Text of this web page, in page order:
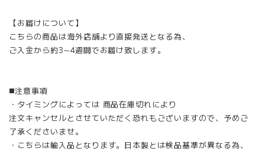
【お届けについて】
こちらの商品は海外店舗より直接発送となる為、
ご入金から約3~4週間でお届け致します。
◼️注意事項
・タイミングによっては 商品在庫切れにより
注文キャンセルとさせていただく恐れもございますので、予めご
了承くださいませ。
・こちらは輸入品となります。日本製とは検品基準が異なる為、